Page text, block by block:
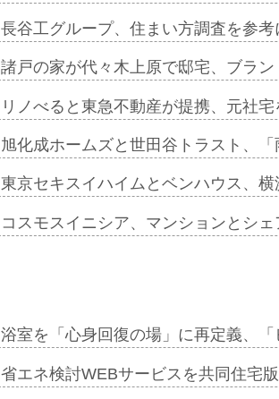
長谷工グループ、住まい方調査を参
諸戸の家が代々木上原で邸宅、ブラ
リノべると東急不動産が提携、元社
旭化成ホームズと世田谷トラスト、
東京セキスイハイムとベンハウス、
コスモスイニシア、マンションとシ
浴室を「心身回復の場」に再定義、
省エネ検討WEBサービスを共同住宅